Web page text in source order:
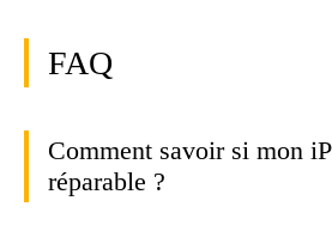
FAQ
Comment savoir si mon
réparable ?